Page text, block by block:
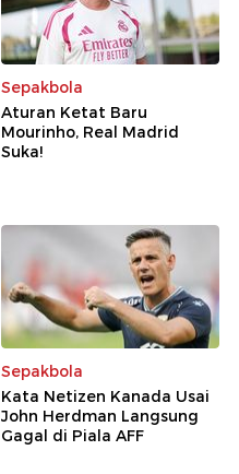
Sepakbola
Aturan Ketat Baru
Mourinho, Real Madrid
Suka!
Sepakbola
Kata Netizen Kanada Usai
John Herdman Langsung
Gagal di Piala AFF